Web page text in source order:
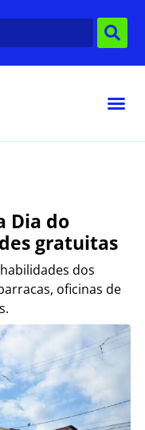
Dia do
gratuitas
dos
oficinas de